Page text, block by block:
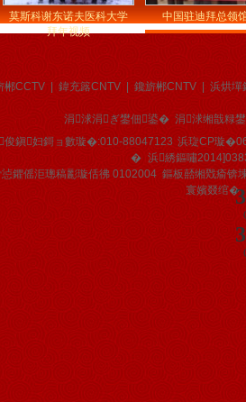
莫斯科谢东诺夫医科大学
拜年视频
中国驻迪拜总领
郴CCTV 鍏充簬CNTV 鑱旂郴CNTV 浜烘墠
涓浗涓ぎ鐢佃鍙� 涓浗缃戠粶
俊鎭妇鎶ョ數璇�:010-88047123 浜琁CP璇
� 浜綉鏂嘯
惉鑺傜洰璁稿彲璇佸彿 0102004 鏂板嚭缃戣瘉
寰嬪叕绾�